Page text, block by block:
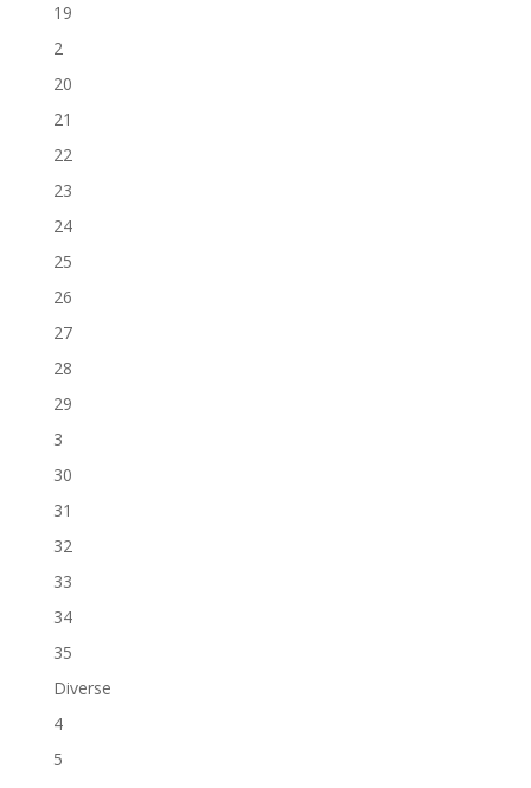
19
2
20
21
22
23
24
25
26
27
28
29
3
30
31
32
33
34
35
Diverse
4
5